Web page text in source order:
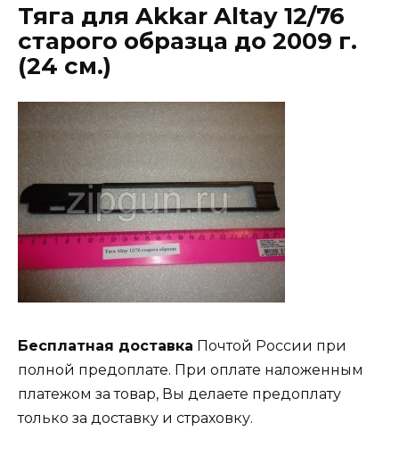
Тяга для Akkar Altay 12/76
старого образца до 2009 г.
(24 см.)
Бесплатная доставка Почтой России при
полной предоплате. При оплате наложенным
платежом за товар, Вы делаете предоплату
только за доставку и страховку.